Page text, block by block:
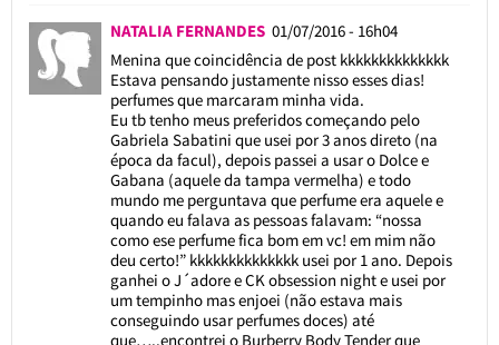
NATALIA FERNANDES 01/07/2016 - 16h04
Menina que coincidência de post kkkkkkkkkkkkkk
Estava pensando justamente nisso esses dias!
perfumes que marcaram minha vida.
Eu tb tenho meus preferidos começando pelo
Gabriela Sabatini que usei por 3 anos direto (na
época da facul), depois passei a usar o Dolce e
Gabana (aquele da tampa vermelha) e todo
mundo me perguntava que perfume era aquele e
quando eu falava as pessoas falavam: “nossa
como ese perfume fica bom em vc! em mim não
deu certo!” kkkkkkkkkkkkkk usei por 1 ano. Depois
ganhei o J´adore e CK obsession night e usei por
um tempinho mas enjoei (não estava mais
conseguindo usar perfumes doces) até
que…..encontrei o Burberry Body Tender que